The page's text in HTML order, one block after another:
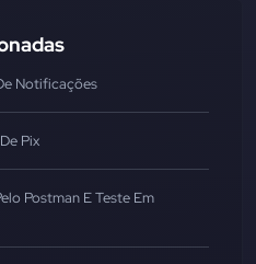
Notificações
Pix
Postman E Teste Em